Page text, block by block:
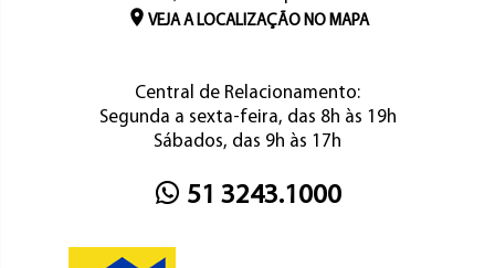
VEJA A LOCALIZAÇÃO NO MAPA
Central de Relacionamento:
Segunda a sexta-feira, das 8h às 19h
Sábados, das 9h às 17h
51 3243.1000